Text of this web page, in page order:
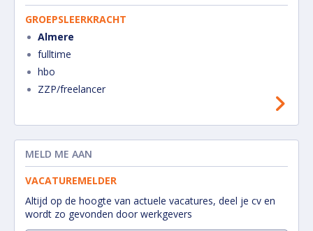
GROEPSLEERKRACHT
Almere
fulltime
hbo
ZZP/freelancer
MELD ME AAN
VACATUREMELDER
Altijd op de hoogte van actuele vacatures, deel je cv en
wordt zo gevonden door werkgevers